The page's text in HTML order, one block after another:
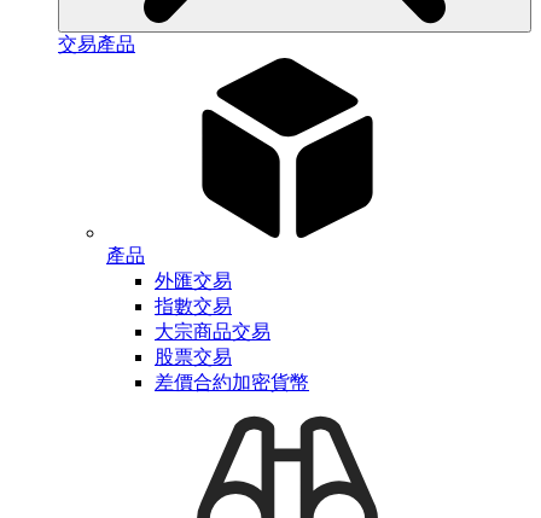
交易產品
產品
外匯交易
指數交易
大宗商品交易
股票交易
差價合約加密貨幣